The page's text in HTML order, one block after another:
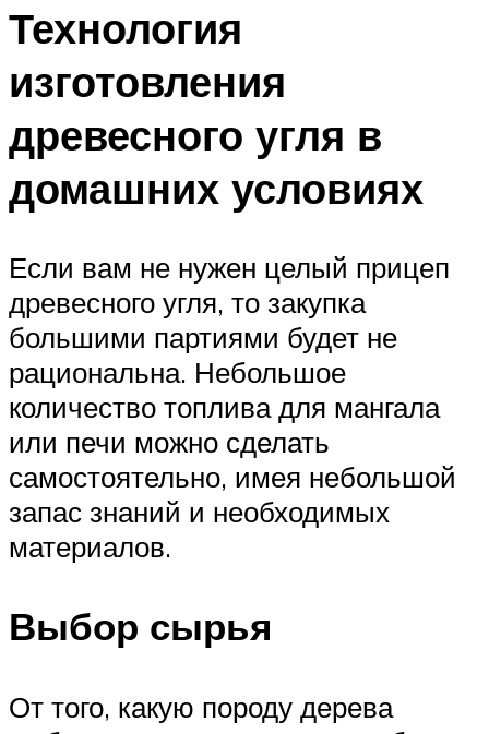
Технология
изготовления
древесного угля в
домашних условиях
Если вам не нужен целый прицеп
древесного угля, то закупка
большими партиями будет не
рациональна. Небольшое
количество топлива для мангала
или печи можно сделать
самостоятельно, имея небольшой
запас знаний и необходимых
материалов.
Выбор сырья
От того, какую породу дерева